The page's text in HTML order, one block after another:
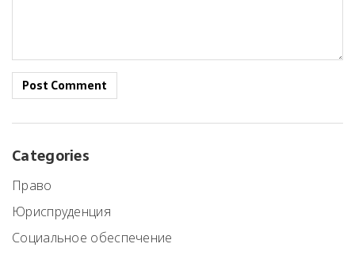
Post Comment
Categories
Право
Юриспруденция
Социальное обеспечение